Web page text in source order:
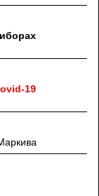
19